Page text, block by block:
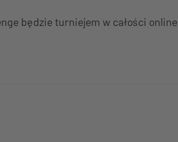
będzie turniejem w całości online